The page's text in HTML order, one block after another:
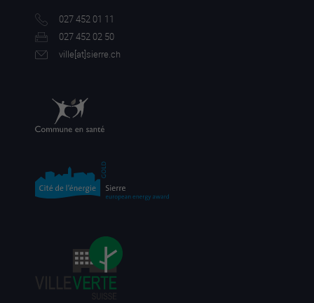
027 452 01 11
027 452 02 50
ville[at]sierre.ch